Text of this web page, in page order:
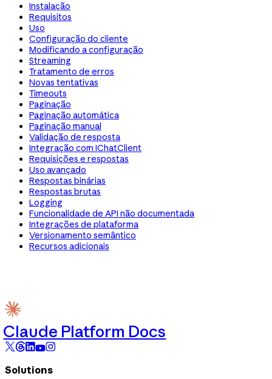
Instalação
Requisitos
Uso
Configuração do cliente
Modificando a configuração
Streaming
Tratamento de erros
Novas tentativas
Timeouts
Paginação
Paginação automática
Paginação manual
Validação de resposta
Integração com IChatClient
Requisições e respostas
Uso avançado
Respostas binárias
Respostas brutas
Logging
Funcionalidade de API não documentada
Integrações de plataforma
Versionamento semântico
Recursos adicionais
Claude Platform Docs
Solutions